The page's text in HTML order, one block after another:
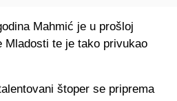
Mahmić je u prošloj
Mladosti te je tako privukao
štoper se priprema